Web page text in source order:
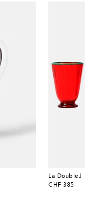
La DoubleJ
CHF 385
original price